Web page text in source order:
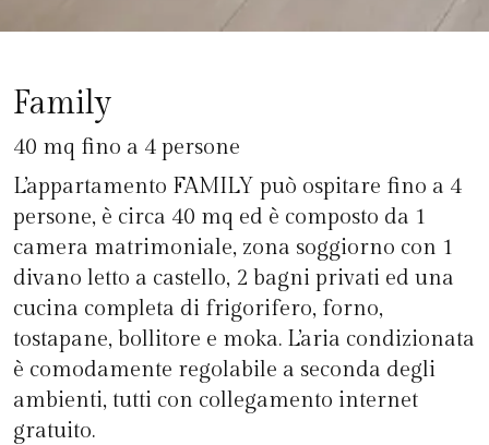
Family
40 mq fino a 4 persone
L’appartamento FAMILY può ospitare fino a 4
persone, è circa 40 mq ed è composto da 1
camera matrimoniale, zona soggiorno con 1
divano letto a castello, 2 bagni privati ed una
cucina completa di frigorifero, forno,
tostapane, bollitore e moka. L’aria condizionata
è comodamente regolabile a seconda degli
ambienti, tutti con collegamento internet
gratuito.